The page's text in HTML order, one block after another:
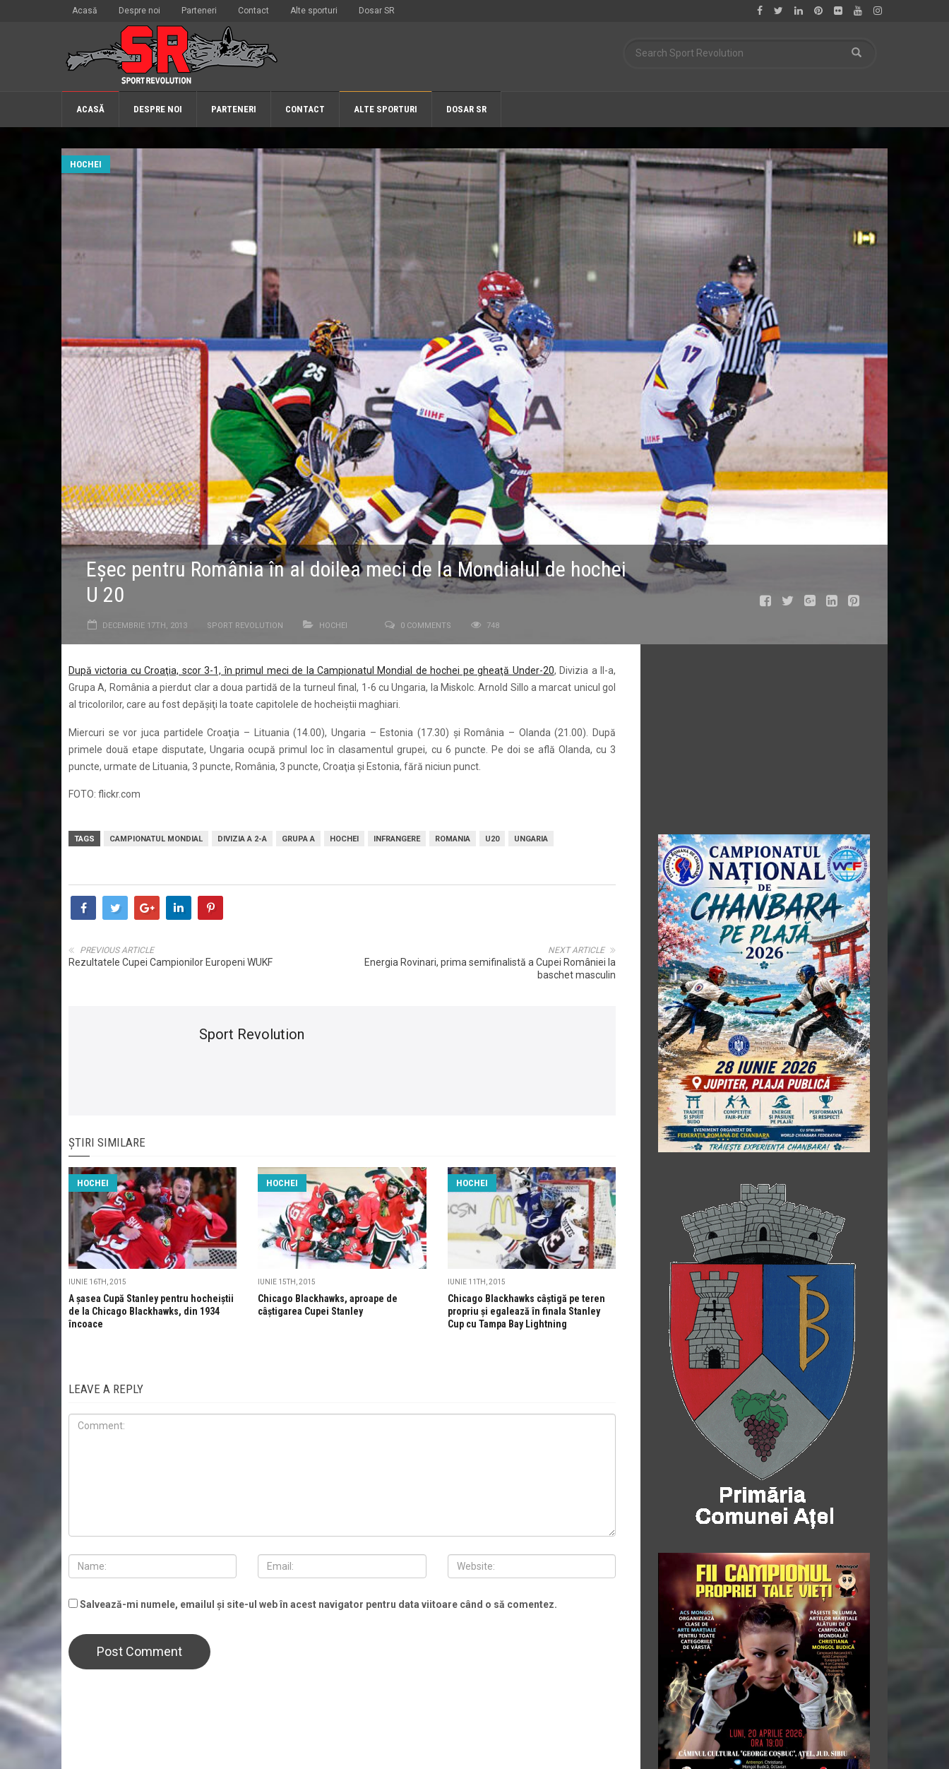
Acasă Despre noi Parteneri Contact Alte sporturi Dosar SR
ACASĂ DESPRE NOI PARTENERI CONTACT ALTE SPORTURI DOSAR SR
HOCHEI
Eşec pentru România în al doilea meci de la Mondialul de hochei
U 20
DECEMBRIE 17TH, 2013 SPORT REVOLUTION HOCHEI 0 COMMENTS 748
După victoria cu Croaţia, scor 3-1, în primul meci de la Campionatul Mondial de hochei pe gheaţă Under-20, Divizia a II-a,
Grupa A, România a pierdut clar a doua partidă de la turneul final, 1-6 cu Ungaria, la Miskolc. Arnold Sillo a marcat unicul gol
al tricolorilor, care au fost depăşiţi la toate capitolele de hocheiştii maghiari.
Miercuri se vor juca partidele Croaţia – Lituania (14.00), Ungaria – Estonia (17.30) şi România – Olanda (21.00). După
primele două etape disputate, Ungaria ocupă primul loc în clasamentul grupei, cu 6 puncte. Pe doi se află Olanda, cu 3
puncte, urmate de Lituania, 3 puncte, România, 3 puncte, Croaţia şi Estonia, fără niciun punct.
FOTO: flickr.com
TAGS CAMPIONATUL MONDIAL DIVIZIA A 2-A GRUPA A HOCHEI INFRANGERE ROMANIA U20 UNGARIA
NEXT ARTICLE
Energia Rovinari, prima semifinalistă a Cupei României la
baschet masculin
PREVIOUS ARTICLE
Rezultatele Cupei Campionilor Europeni WUKF
Sport Revolution
ȘTIRI SIMILARE
HOCHEI
IUNIE 16TH, 2015
A șasea Cupă Stanley pentru hocheiștii
de la Chicago Blackhawks, din 1934
încoace
HOCHEI
IUNIE 15TH, 2015
Chicago Blackhawks, aproape de
câștigarea Cupei Stanley
HOCHEI
IUNIE 11TH, 2015
Chicago Blackhawks câștigă pe teren
propriu și egalează în finala Stanley
Cup cu Tampa Bay Lightning
LEAVE A REPLY
Salvează-mi numele, emailul și site-ul web în acest navigator pentru data viitoare când o să comentez.